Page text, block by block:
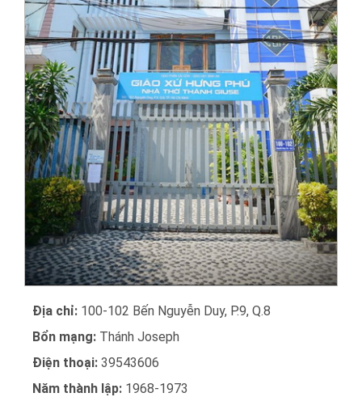
Địa chỉ: 100-102 Bến Nguyễn Duy, P.9, Q.8
Bổn mạng: Thánh Joseph
Điện thoại: 39543606
Năm thành lập: 1968-1973